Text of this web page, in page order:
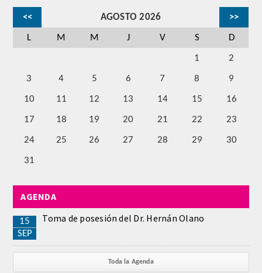
Correspondientes
Correspondientes Extranjeros
Actividades realizadas
Videoteca
DICCIONARIO ODONTOLÓGICO
Números anteriores
APERTURA DE CURSO
<< AGOSTO 2026 >>
L M M J V S D
1 2
3 4 5 6 7 8 9
10 11 12 13 14 15 16
17 18 19 20 21 22 23
24 25 26 27 28 29 30
31
AGENDA
15
SEP
Toma de posesión del Dr. Hernán Olano
Toda la Agenda